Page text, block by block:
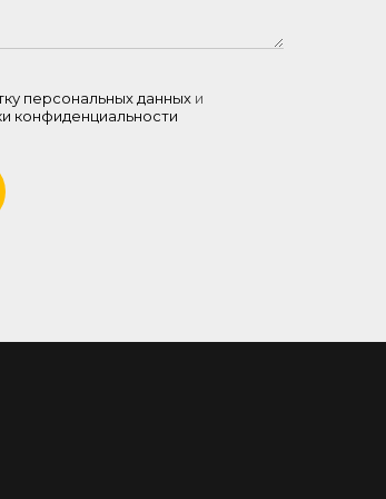
персональных данных и
конфиденциальности